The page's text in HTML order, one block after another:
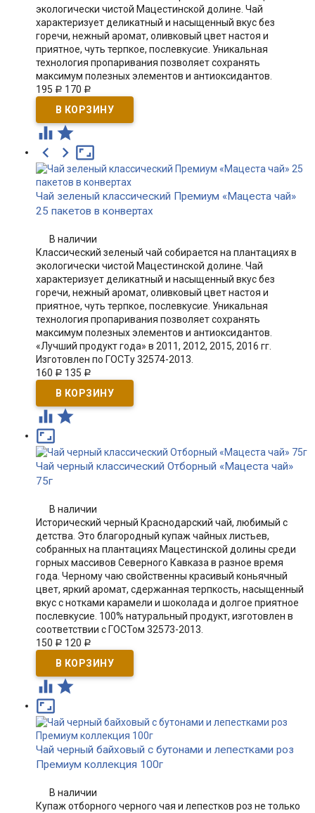
экологически чистой Мацестинской долине. Чай
характеризует деликатный и насыщенный вкус без
горечи, нежный аромат, оливковый цвет настоя и
приятное, чуть терпкое, послевкусие. Уникальная
технология пропаривания позволяет сохранять
максимум полезных элементов и антиоксидантов.
195 Р 170 Р
 

 
Чай зеленый классический Премиум «Мацеста чай»
25 пакетов в конвертах
В наличии
Классический зеленый чай собирается на плантациях в
экологически чистой Мацестинской долине. Чай
характеризует деликатный и насыщенный вкус без
горечи, нежный аромат, оливковый цвет настоя и
приятное, чуть терпкое, послевкусие. Уникальная
технология пропаривания позволяет сохранять
максимум полезных элементов и антиоксидантов.
«Лучший продукт года» в 2011, 2012, 2015, 2016 гг.
Изготовлен по ГОСТу 32574-2013.
160 Р 135 Р
 

Чай черный классический Отборный «Мацеста чай»
75г
В наличии
Исторический черный Краснодарский чай, любимый с
детства. Это благородный купаж чайных листьев,
собранных на плантациях Мацестинской долины среди
горных массивов Северного Кавказа в разное время
года. Черному чаю свойственны красивый коньячный
цвет, яркий аромат, сдержанная терпкость, насыщенный
вкус с нотками карамели и шоколада и долгое приятное
послевкусие. 100% натуральный продукт, изготовлен в
соответствии с ГОСТом 32573-2013.
150 Р 120 Р
 

Чай черный байховый с бутонами и лепестками роз
Премиум коллекция 100г
В наличии
Купаж отборного черного чая и лепестков роз не только